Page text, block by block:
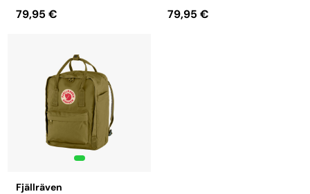
79,95 €
79,95 €
Fjällräven